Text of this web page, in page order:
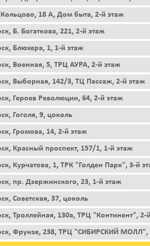
18 А, Дом быта, 2-й этаж
Б. Богаткова, 221, 2-й этаж
Блюхера, 1, 1-й этаж
Военная, 5, ТРЦ АУРА, 2-й этаж
Выборная, 142/3, ТЦ Пассаж, 2-й этаж
Героев Революции, 64, 2-й этаж
Гоголя, 9, цоколь
Громова, 14, 2-й этаж
Красный проспект, 157/1, 1-й этаж
Курчатова, 1, ТРК "Голден Парк", 3-й
пр. Дзержинского, 23, 1-й этаж
Советская, 37, цоколь
Троллейная, 130а, ТРЦ "Континент", 2-
Фрунзе, 238, ТРЦ "СИБИРСКИЙ МОЛЛ",